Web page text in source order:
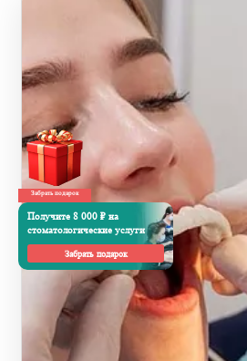
Забрать подарок
Получите 8 000 ₽ на
стоматологические услуги
Забрать подарок